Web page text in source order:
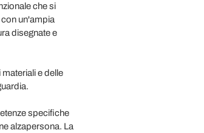
che si
un'ampia
disegnate e
e delle
specifiche
alzapersona. La